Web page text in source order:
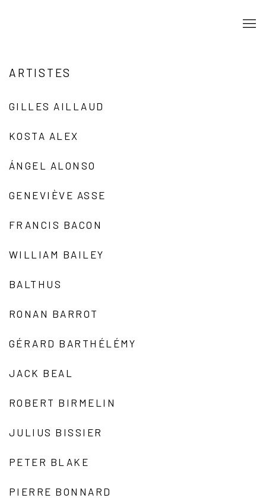
ARTISTES
GILLES AILLAUD
KOSTA ALEX
ÁNGEL ALONSO
GENEVIÈVE ASSE
FRANCIS BACON
WILLIAM BAILEY
BALTHUS
RONAN BARROT
GÉRARD BARTHÉLÉMY
JACK BEAL
ROBERT BIRMELIN
JULIUS BISSIER
PETER BLAKE
PIERRE BONNARD